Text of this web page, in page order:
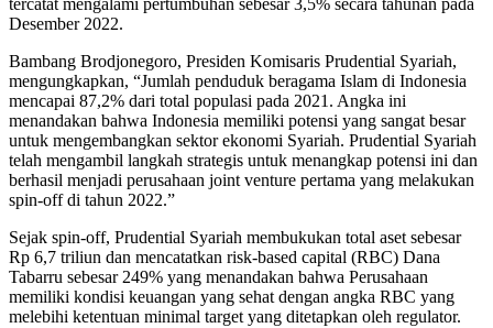
tercatat mengalami pertumbuhan sebesar 3,5% secara tahunan pada
Desember 2022.
Bambang Brodjonegoro, Presiden Komisaris Prudential Syariah,
mengungkapkan, “Jumlah penduduk beragama Islam di Indonesia
mencapai 87,2% dari total populasi pada 2021. Angka ini
menandakan bahwa Indonesia memiliki potensi yang sangat besar
untuk mengembangkan sektor ekonomi Syariah. Prudential Syariah
telah mengambil langkah strategis untuk menangkap potensi ini dan
berhasil menjadi perusahaan joint venture pertama yang melakukan
spin-off di tahun 2022.”
Sejak spin-off, Prudential Syariah membukukan total aset sebesar
Rp 6,7 triliun dan mencatatkan risk-based capital (RBC) Dana
Tabarru sebesar 249% yang menandakan bahwa Perusahaan
memiliki kondisi keuangan yang sehat dengan angka RBC yang
melebihi ketentuan minimal target yang ditetapkan oleh regulator.